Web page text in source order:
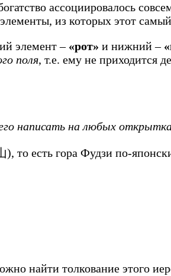
ассоциировалось
из которых этот
элемент – «рот» и нижний –
поля, т.е. ему не приходится
написать на любых
), то есть гора Фудзи по-
найти толкование этого